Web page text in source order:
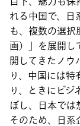
れる中国で、日
も、複数の選
画）」を展開し
開してきたノウ
り、中国には
り、ときにビ
ぼし、日本では
そのため、日